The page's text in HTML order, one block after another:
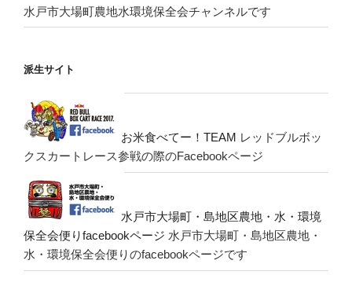
水戸市大場町農地水環境保全会チャンネルです
派生サイト
お米食べてー！TEAM レッドブルボッ
クスカートレース参戦の際のFacebookページ
水戸市大場町・島地区農地・水・環境
保全会便りfacebookページ 水戸市大場町・島地区農地・
水・環境保全会便りのfacebookページです